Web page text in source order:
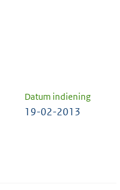
Datum indiening
19-02-2013